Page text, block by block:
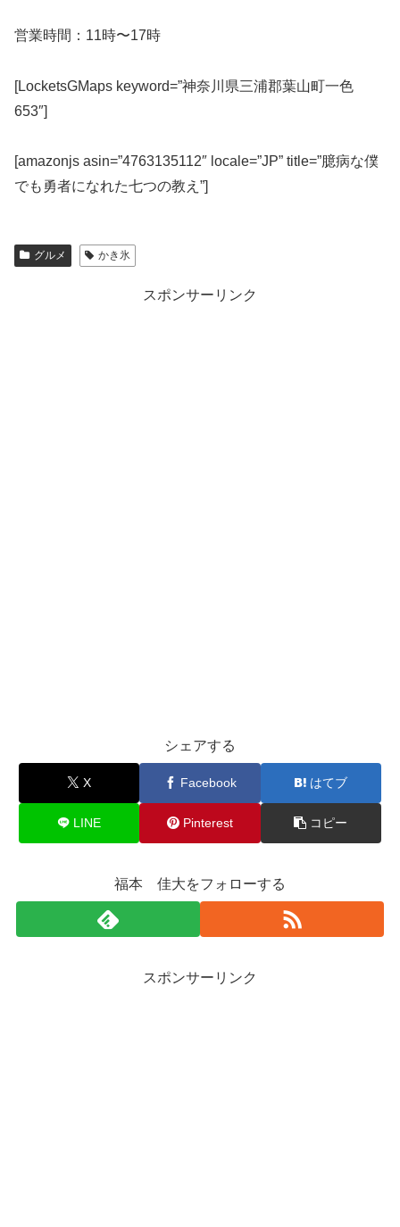
営業時間：11時〜17時
[LocketsGMaps keyword=”神奈川県三浦郡葉山町一色
653″]
[amazonjs asin=”4763135112″ locale=”JP” title=”臆病な僕
でも勇者になれた七つの教え”]
グルメ かき氷
スポンサーリンク
シェアする
X Facebook はてブ
LINE Pinterest コピー
福本 佳大をフォローする
スポンサーリンク